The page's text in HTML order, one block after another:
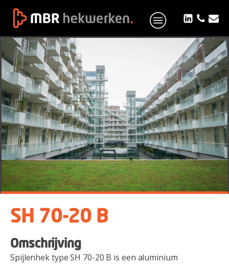
SH 70-20 B
Omschrijving
Spijlenhek type SH 70-20 B is een aluminium